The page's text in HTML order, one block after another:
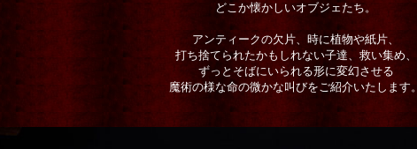
どこか懐かしいオブジェたち。
アンティークの欠片、時に植物や紙片、
打ち捨てられたかもしれない子達、救い集め、
ずっとそばにいられる形に変幻させる
魔術の様な命の微かな叫びをご紹介いたします。